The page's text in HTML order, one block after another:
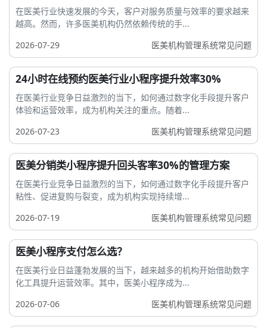
在医美行业快速发展的今天，客户对服务质量与效率的要求越来
越高。然而，许多医美机构仍然依赖传统的手...
2026-07-29
医美机构管理系统常见问题
24小时在线预约医美行业小程序提升效率30%
在医美行业竞争日益激烈的当下，如何通过数字化手段提升客户
体验和运营效率，成为机构关注的重点。随着...
2026-07-23
医美机构管理系统常见问题
医美分销类小程序提升回头客率30%的管理方案
在医美行业竞争日益激烈的当下，如何通过数字化手段提升客户
粘性、促进复购与裂变，成为机构实现持续增...
2026-07-19
医美机构管理系统常见问题
医美小程序支付怎么选？
在医美行业日益蓬勃发展的当下，越来越多的机构开始借助数字
化工具提升运营效率。其中，医美小程序成为...
2026-07-06
医美机构管理系统常见问题